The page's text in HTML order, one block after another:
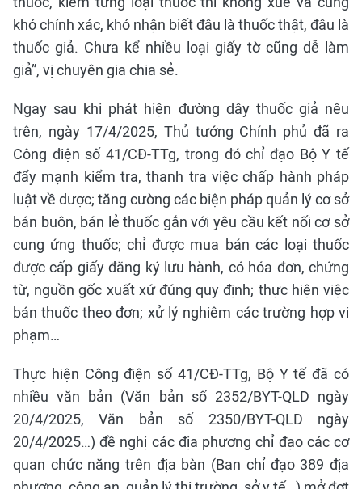
khó chính xác, khó nhận biết đâu là thuốc thật, đâu là
thuốc giả. Chưa kể nhiều loại giấy tờ cũng dễ làm
giả”, vị chuyên gia chia sẻ.
Ngay sau khi phát hiện đường dây thuốc giả nêu
trên, ngày 17/4/2025, Thủ tướng Chính phủ đã ra
Công điện số 41/CĐ-TTg, trong đó chỉ đạo Bộ Y tế
đẩy mạnh kiểm tra, thanh tra việc chấp hành pháp
luật về dược; tăng cường các biện pháp quản lý cơ sở
bán buôn, bán lẻ thuốc gắn với yêu cầu kết nối cơ sở
cung ứng thuốc; chỉ được mua bán các loại thuốc
được cấp giấy đăng ký lưu hành, có hóa đơn, chứng
từ, nguồn gốc xuất xứ đúng quy định; thực hiện việc
bán thuốc theo đơn; xử lý nghiêm các trường hợp vi
phạm…
Thực hiện Công điện số 41/CĐ-TTg, Bộ Y tế đã có
nhiều văn bản (Văn bản số 2352/BYT-QLD ngày
20/4/2025, Văn bản số 2350/BYT-QLD ngày
20/4/2025…) đề nghị các địa phương chỉ đạo các cơ
quan chức năng trên địa bàn (Ban chỉ đạo 389 địa